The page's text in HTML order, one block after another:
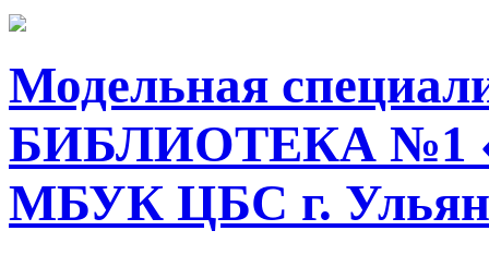
Модельная
БИБЛИОТЕКА №1
МБУК ЦБС г.